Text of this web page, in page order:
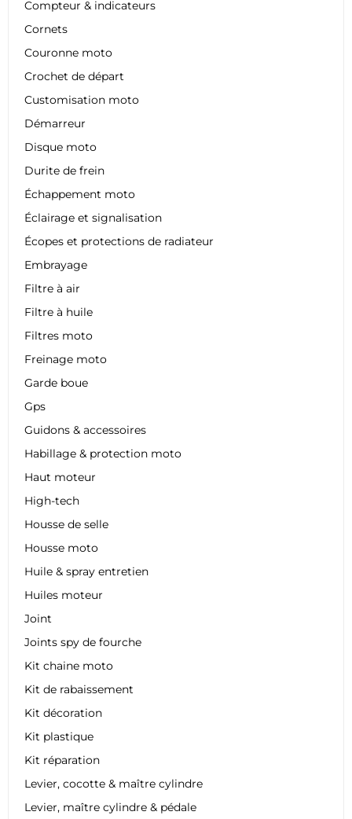
Compteur & indicateurs
Cornets
Couronne moto
Crochet de départ
Customisation moto
Démarreur
Disque moto
Durite de frein
Échappement moto
Éclairage et signalisation
Écopes et protections de radiateur
Embrayage
Filtre à air
Filtre à huile
Filtres moto
Freinage moto
Garde boue
Gps
Guidons & accessoires
Habillage & protection moto
Haut moteur
High-tech
Housse de selle
Housse moto
Huile & spray entretien
Huiles moteur
Joint
Joints spy de fourche
Kit chaine moto
Kit de rabaissement
Kit décoration
Kit plastique
Kit réparation
Levier, cocotte & maître cylindre
Levier, maître cylindre & pédale